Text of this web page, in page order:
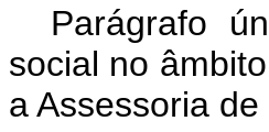
Parágrafo
social no
a Assessoria